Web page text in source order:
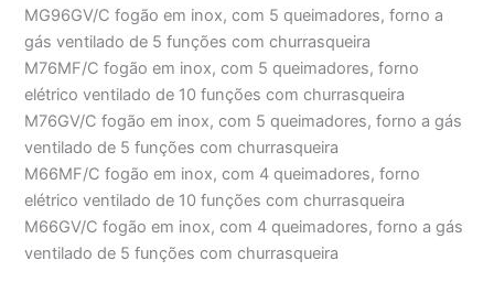
MG96GV/C fogão em inox, com 5 queimadores, forno a
gás ventilado de 5 funções com churrasqueira
M76MF/C fogão em inox, com 5 queimadores, forno
elétrico ventilado de 10 funções com churrasqueira
M76GV/C fogão em inox, com 5 queimadores, forno a gás
ventilado de 5 funções com churrasqueira
M66MF/C fogão em inox, com 4 queimadores, forno
elétrico ventilado de 10 funções com churrasqueira
M66GV/C fogão em inox, com 4 queimadores, forno a gás
ventilado de 5 funções com churrasqueira